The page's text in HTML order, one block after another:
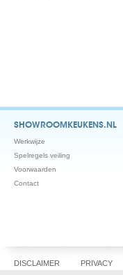
SHOWROOMKEUKENS.NL
Werkwijze
Spelregels veiling
Voorwaarden
Contact
DISCLAIMER PRIVACY